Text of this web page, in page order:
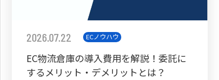
2026.07.22 ECノウハウ
EC物流倉庫の導入費用を解説！委託に
するメリット・デメリットとは？